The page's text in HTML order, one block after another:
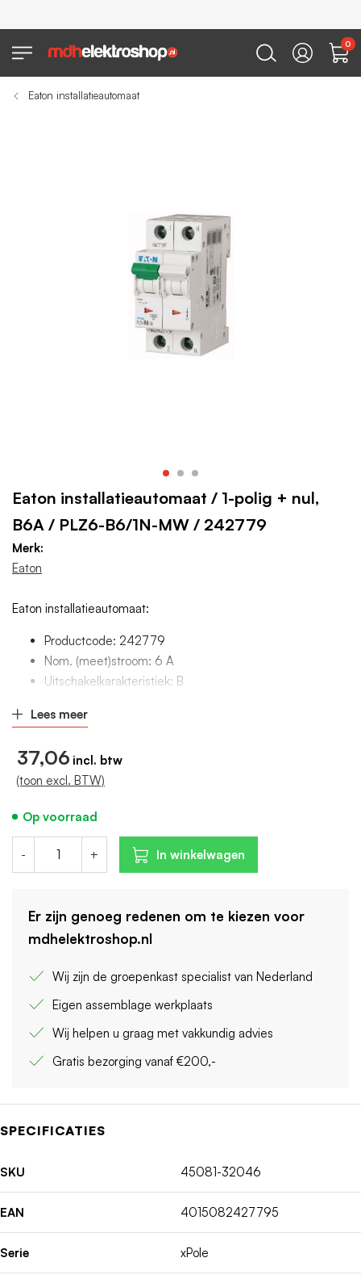
0
Eaton installatieautomaat
Eaton installatieautomaat / 1-polig + nul,
B6A / PLZ6-B6/1N-MW / 242779
Merk:
Eaton
37,06
(toon excl. BTW)
- + In winkelwagen
Er zijn genoeg redenen om te kiezen voor
mdhelektroshop.nl
Wij zijn de groepenkast specialist van Nederland
Eigen assemblage werkplaats
Wij helpen u graag met vakkundig advies
Gratis bezorging vanaf €200,-
Op voorraad
Eaton installatieautomaat:
Productcode: 242779
Nom. (meet)stroom: 6 A
Uitschakelkarakteristiek: B
Meeschakelende nul: Ja
Lees meer
SPECIFICATIES
SKU 45081-32046
EAN 4015082427795
Serie xPole